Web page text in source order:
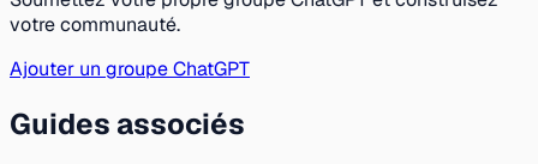
votre communauté.
Ajouter un groupe ChatGPT
Guides associés